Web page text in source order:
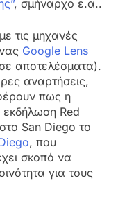
, σμήναρχο ε.α..
τις μηχανές
Google Lens
αποτελέσματα).
αναρτήσεις,
πως η
Red
San Diego το
, που
σκοπό να
για τους